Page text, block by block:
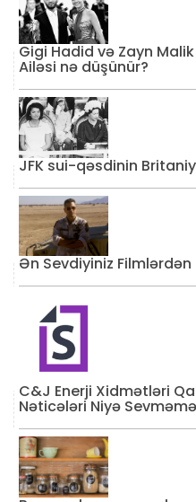
Gigi Hadid və Zayn
Ailəsi nə düşünür?
JFK sui-qəsdinin
Ən Sevdiyiniz Filmlərdən
C&J Enerji Xidmətləri
Nəticələri Niyə